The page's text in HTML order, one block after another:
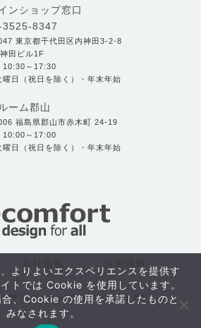
おすすめ
ンショップ窓口
8347
東京都千代田区内神田3-2-8
田ビル1F
10:30～17:30
曜日（祝日を除く）・年末年始
ーム郡山
福島県郡山市赤木町 24-19
10:00～17:00
曜日（祝日を除く）・年末年始
by Kawaguchi furniture Co.,ltd.
よりよいエクスペリエンスを提供す
トでは Cookie を使用しています。
、Cookie の使用を承諾したものと
みなされます。